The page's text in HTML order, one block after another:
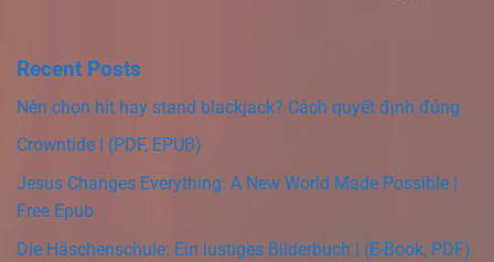
Recent Posts
Nên chọn hit hay stand blackjack? Cách quyết định đúng
Crowntide | (PDF, EPUB)
Jesus Changes Everything: A New World Made Possible |
Free Epub
Die Häschenschule: Ein lustiges Bilderbuch | (E-Book, PDF)